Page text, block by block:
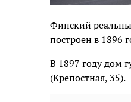
Финский
построен в 1896
В 1897 году дом
(Крепостная, 35).